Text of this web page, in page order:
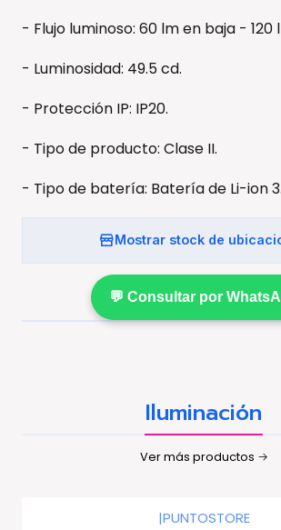
- Flujo luminoso: 60 lm en baja - 120
- Luminosidad: 49.5 cd.
- Protección IP: IP20.
- Tipo de producto: Clase II.
- Tipo de batería: Batería de Li-ion
Mostrar stock de
💬 Consultar por
Iluminación
Ver más productos
|PUNTOSTORE